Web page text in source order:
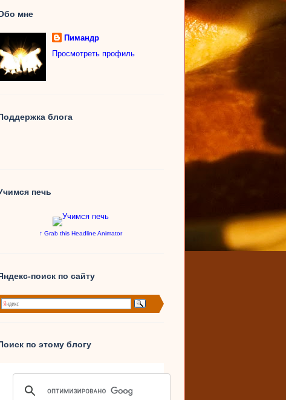
мне
Пимандр
Просмотреть профиль
блога
печь
↑ Grab this Headline Animator
поиск по сайту
по этому блогу